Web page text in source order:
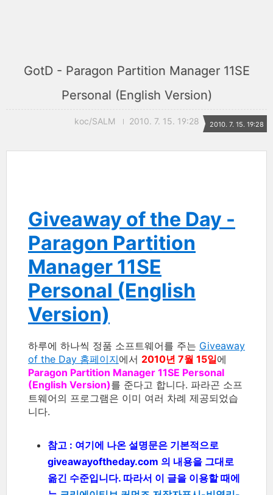
GotD - Paragon Partition Manager 11SE
Personal (English Version)
koc/SALM 2010. 7. 15. 19:28 2010. 7. 15. 19:28
Giveaway of the Day -
Paragon Partition
Manager 11SE
Personal (English
Version)
하루에 하나씩 정품 소프트웨어를 주는 Giveaway
of the Day 홈페이지에서 2010년 7월 15일에
Paragon Partition Manager 11SE Personal
(English Version)를 준다고 합니다. 파라곤 소프
트웨어의 프로그램은 이미 여러 차례 제공되었습
니다.
참고 : 여기에 나온 설명문은 기본적으로
giveawayoftheday.com 의 내용을 그대로
옮긴 수준입니다. 따라서 이 글을 이용할 때에